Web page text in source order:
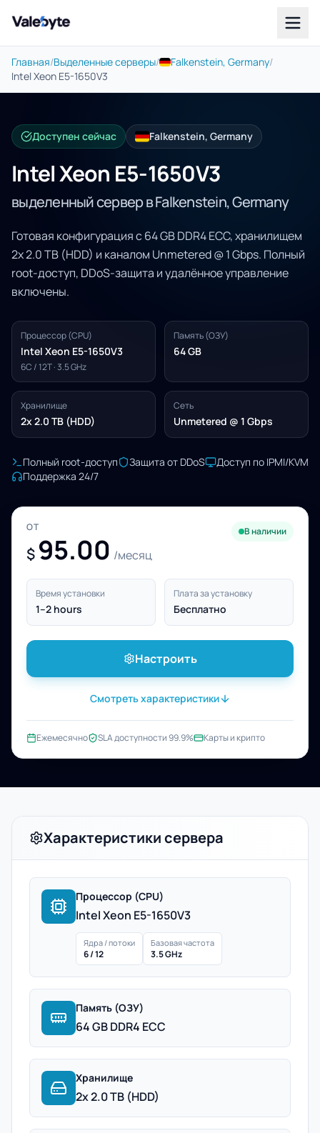
Valebyte
Главная/Выделенные серверы/ Falkenstein, Germany/
Intel Xeon E5-1650V3
Доступен сейчас Falkenstein, Germany
Intel Xeon E5-1650V3
выделенный сервер в Falkenstein, Germany
Готовая конфигурация с 64 GB DDR4 ECC, хранилищем
2x 2.0 TB (HDD) и каналом Unmetered @ 1 Gbps. Полный
root-доступ, DDoS-защита и удалённое управление
включены.
Процессор (CPU)
Intel Xeon E5-1650V3
6C / 12T · 3.5 GHz
Память (ОЗУ)
64 GB
Хранилище
2x 2.0 TB (HDD)
Сеть
Unmetered @ 1 Gbps
Полный root-доступ Защита от DDoS
Доступ по IPMI/KVM
Поддержка 24/7
ОТ
$ 95.00 /месяц
В наличии
Время установки
1–2 hours
Плата за установку
Бесплатно
Настроить
Смотреть характеристики
Ежемесячно SLA доступности 99.9% Карты и крипто
Характеристики сервера
Процессор (CPU)
Intel Xeon E5-1650V3
Ядра / потоки
6 / 12
Базовая частота
3.5 GHz
Память (ОЗУ)
64 GB DDR4 ECC
Хранилище
2x 2.0 TB (HDD)